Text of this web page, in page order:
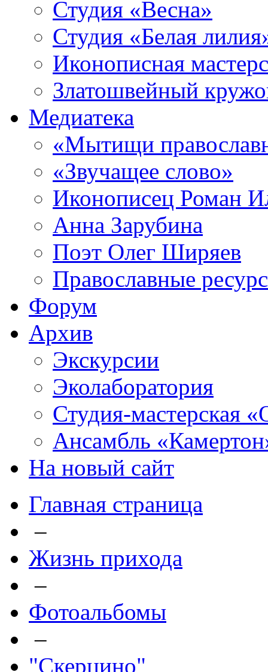
Студия «Весна»
Студия «Белая
Иконописная
Златошвейный
Медиатека
«Мытищи
«Звучащее слово»
Иконописец Роман
Анна Зарубина
Поэт Олег Ширяев
Православные
Форум
Архив
Экскурсии
Эколаборатория
Студия-мастерская
Ансамбль
На новый сайт
Главная страница
–
Жизнь прихода
–
Фотоальбомы
–
"Скерцино"